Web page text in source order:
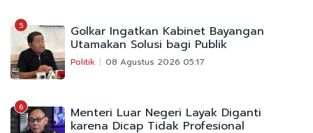
5 Golkar Ingatkan Kabinet Bayangan
Utamakan Solusi bagi Publik
Politik 08 Agustus 2026 05:17
6 Menteri Luar Negeri Layak Diganti
karena Dicap Tidak Profesional